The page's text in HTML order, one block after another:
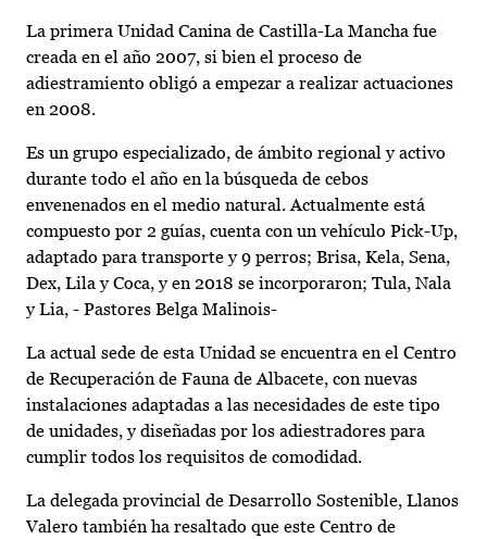
La primera Unidad Canina de Castilla-La Mancha fue
creada en el año 2007, si bien el proceso de
adiestramiento obligó a empezar a realizar actuaciones
en 2008.
Es un grupo especializado, de ámbito regional y activo
durante todo el año en la búsqueda de cebos
envenenados en el medio natural. Actualmente está
compuesto por 2 guías, cuenta con un vehículo Pick-Up,
adaptado para transporte y 9 perros; Brisa, Kela, Sena,
Dex, Lila y Coca, y en 2018 se incorporaron; Tula, Nala
y Lia, - Pastores Belga Malinois-
La actual sede de esta Unidad se encuentra en el Centro
de Recuperación de Fauna de Albacete, con nuevas
instalaciones adaptadas a las necesidades de este tipo
de unidades, y diseñadas por los adiestradores para
cumplir todos los requisitos de comodidad.
La delegada provincial de Desarrollo Sostenible, Llanos
Valero también ha resaltado que este Centro de